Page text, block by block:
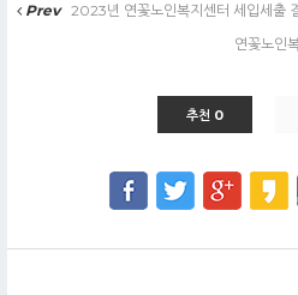
Prev 2023년 연꽃노인복지센터 세입세출
연꽃노인
추천 0